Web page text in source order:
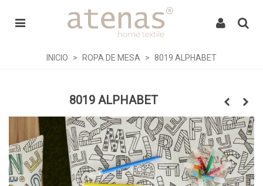
INICIO > ROPA DE MESA > 8019 ALPHABET
8019 ALPHABET